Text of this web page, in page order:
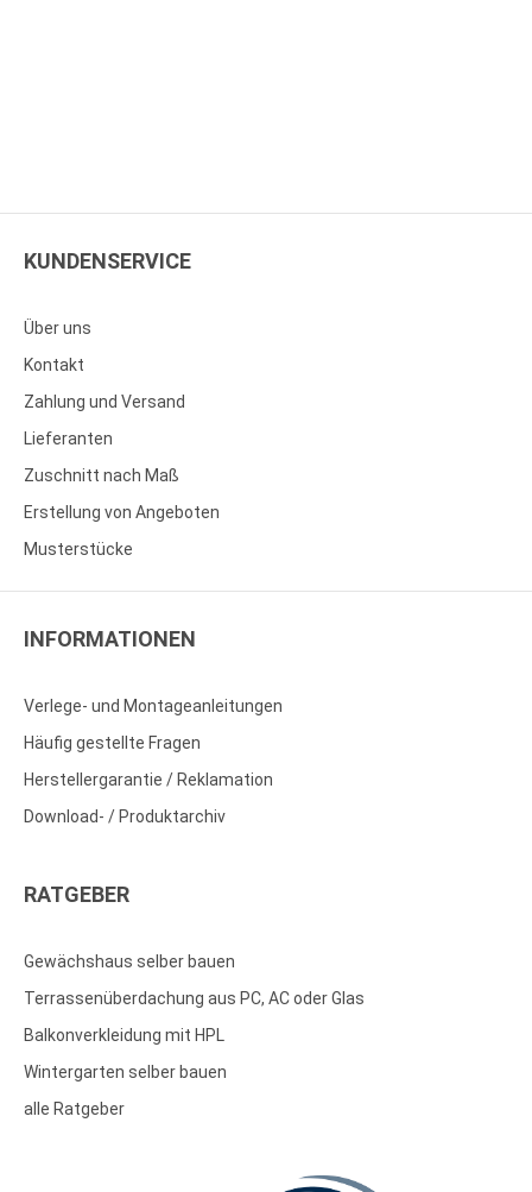
KUNDENSERVICE
Über uns
Kontakt
Zahlung und Versand
Lieferanten
Zuschnitt nach Maß
Erstellung von Angeboten
Musterstücke
INFORMATIONEN
Verlege- und Montageanleitungen
Häufig gestellte Fragen
Herstellergarantie / Reklamation
Download- / Produktarchiv
RATGEBER
Gewächshaus selber bauen
Terrassenüberdachung aus PC, AC oder Glas
Balkonverkleidung mit HPL
Wintergarten selber bauen
alle Ratgeber